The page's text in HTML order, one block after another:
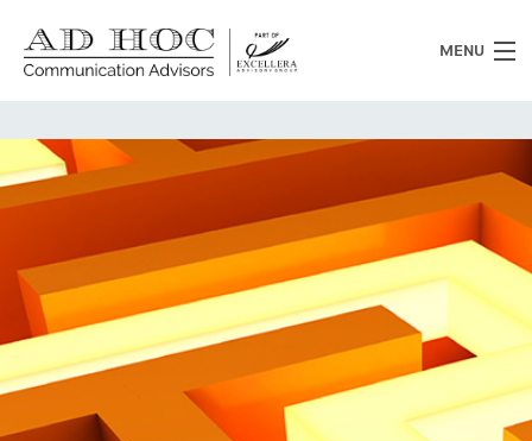
MENU
Chi siamo
Cosa facciamo
News
Clienti